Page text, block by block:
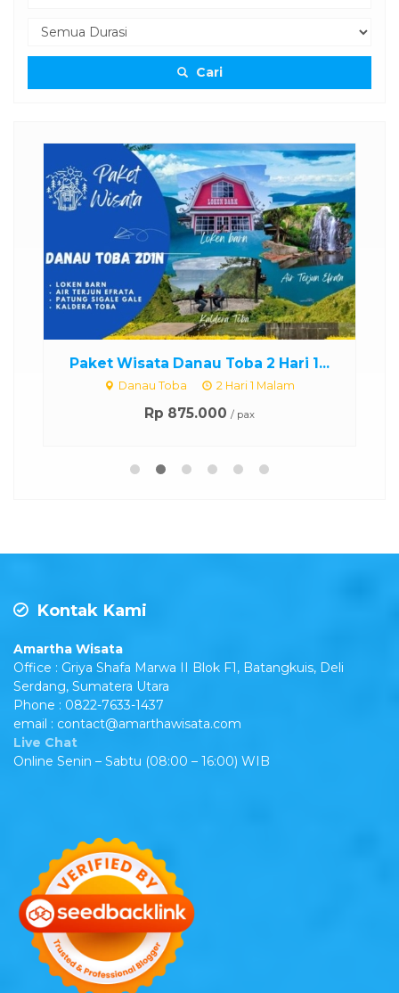
Cari
Paket Wisata Danau Toba 2 Hari 1...
Danau Toba 2 Hari 1 Malam
Rp 875.000 / pax
Kontak Kami
Amartha Wisata
Office : Griya Shafa Marwa II Blok F1, Batangkuis, Deli
Serdang, Sumatera Utara
Phone : 0822-7633-1437
email : contact@amarthawisata.com
Live Chat
Online Senin – Sabtu (08:00 – 16:00) WIB